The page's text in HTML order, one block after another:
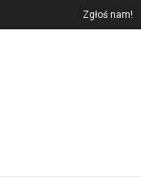
Zgłoś nam!